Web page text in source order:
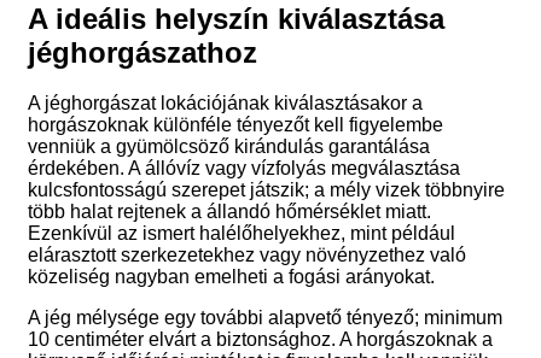
A ideális helyszín kiválasztása
jéghorgászathoz
A jéghorgászat lokációjának kiválasztásakor a
horgászoknak különféle tényezőt kell figyelembe
venniük a gyümölcsöző kirándulás garantálása
érdekében. A állóvíz vagy vízfolyás megválasztása
kulcsfontosságú szerepet játszik; a mély vizek többnyire
több halat rejtenek a állandó hőmérséklet miatt.
Ezenkívül az ismert halélőhelyekhez, mint például
elárasztott szerkezetekhez vagy növényzethez való
közeliség nagyban emelheti a fogási arányokat.
A jég mélysége egy további alapvető tényező; minimum
10 centiméter elvárt a biztonsághoz. A horgászoknak a